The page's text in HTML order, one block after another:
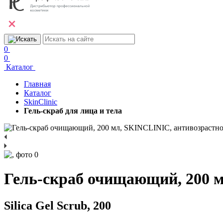
0
0
Каталог
Главная
Каталог
SkinClinic
Гель-скраб для лица и тела
Гель-скраб очищающий, 200
Silica Gel Scrub, 200